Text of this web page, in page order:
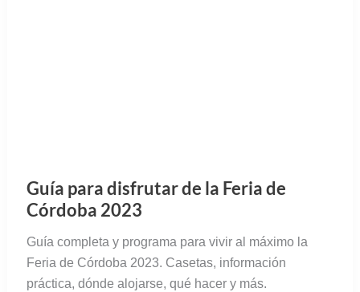
Guía para disfrutar de la Feria de
Córdoba 2023
Guía completa y programa para vivir al máximo la
Feria de Córdoba 2023. Casetas, información
práctica, dónde alojarse, qué hacer y más.